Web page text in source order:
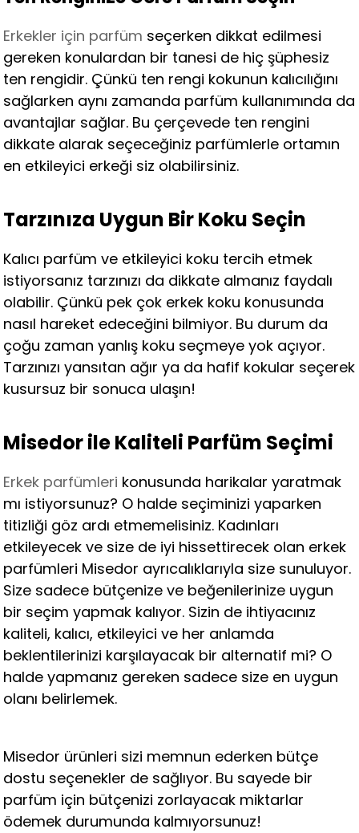
Erkekler için parfüm seçerken dikkat edilmesi
gereken konulardan bir tanesi de hiç şüphesiz
ten rengidir. Çünkü ten rengi kokunun kalıcılığını
sağlarken aynı zamanda parfüm kullanımında da
avantajlar sağlar. Bu çerçevede ten rengini
dikkate alarak seçeceğiniz parfümlerle ortamın
en etkileyici erkeği siz olabilirsiniz.
Tarzınıza Uygun Bir Koku Seçin
Kalıcı parfüm ve etkileyici koku tercih etmek
istiyorsanız tarzınızı da dikkate almanız faydalı
olabilir. Çünkü pek çok erkek koku konusunda
nasıl hareket edeceğini bilmiyor. Bu durum da
çoğu zaman yanlış koku seçmeye yok açıyor.
Tarzınızı yansıtan ağır ya da hafif kokular seçerek
kusursuz bir sonuca ulaşın!
Misedor ile Kaliteli Parfüm Seçimi
Erkek parfümleri konusunda harikalar yaratmak
mı istiyorsunuz? O halde seçiminizi yaparken
titizliği göz ardı etmemelisiniz. Kadınları
etkileyecek ve size de iyi hissettirecek olan erkek
parfümleri Misedor ayrıcalıklarıyla size sunuluyor.
Size sadece bütçenize ve beğenilerinize uygun
bir seçim yapmak kalıyor. Sizin de ihtiyacınız
kaliteli, kalıcı, etkileyici ve her anlamda
beklentilerinizi karşılayacak bir alternatif mi? O
halde yapmanız gereken sadece size en uygun
olanı belirlemek.
Misedor ürünleri sizi memnun ederken bütçe
dostu seçenekler de sağlıyor. Bu sayede bir
parfüm için bütçenizi zorlayacak miktarlar
ödemek durumunda kalmıyorsunuz!